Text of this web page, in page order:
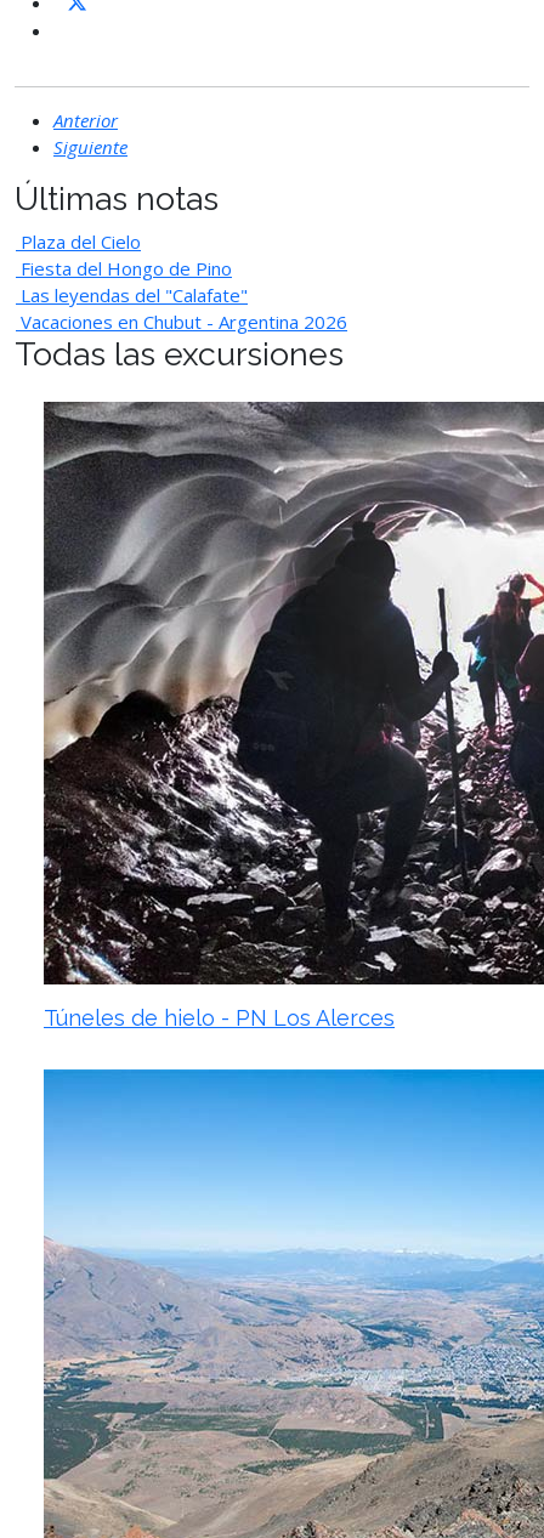
Anterior
Siguiente
Últimas notas
Plaza del Cielo
Fiesta del Hongo de Pino
Las leyendas del "Calafate"
Vacaciones en Chubut - Argentina 2026
Todas las excursiones
Túneles de hielo - PN Los Alerces